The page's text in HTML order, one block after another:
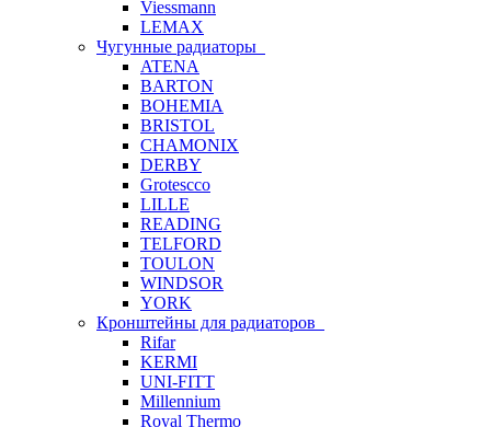
Viessmann
LEMAX
Чугунные радиаторы
ATENA
BARTON
BOHEMIA
BRISTOL
CHAMONIX
DERBY
Grotescco
LILLE
READING
TELFORD
TOULON
WINDSOR
YORK
Кронштейны для радиаторов
Rifar
KERMI
UNI-FITT
Millennium
Royal Thermo